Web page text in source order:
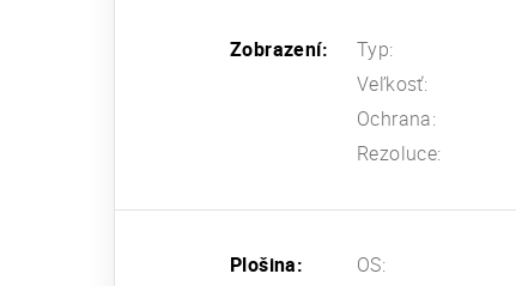
Zobrazení: Typ:
Veľkosť:
Ochrana:
Rezoluce:
Plošina: OS: